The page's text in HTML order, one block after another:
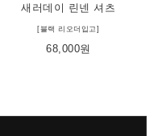
새러데이 린넨 셔츠
[블랙 리오더입고]
68,000원